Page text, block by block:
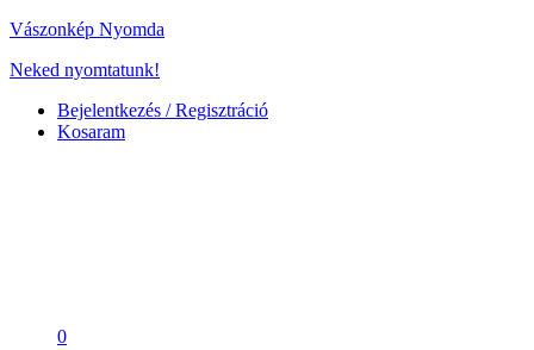
Vászonkép Nyomda
Neked nyomtatunk!
Bejelentkezés / Regisztráció
Kosaram
0